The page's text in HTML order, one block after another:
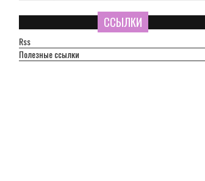
ССЫЛКИ
Rss
Полезные ссылки